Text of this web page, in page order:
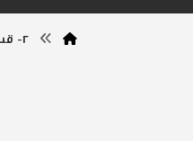
٢- قسم التقانات الاحيائية الزراعية